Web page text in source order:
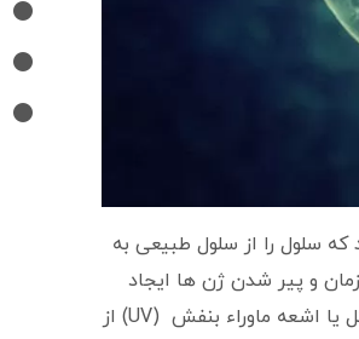
سلول را از سلول طبیعی به
و پیر شدن ژن ها ایجاد
شود یا اگر در اطراف چیزی باشیم که به ژن های ما آسیب برساند مانند دود سیگار، الکل یا اشعه ماوراء بنفش (UV) از